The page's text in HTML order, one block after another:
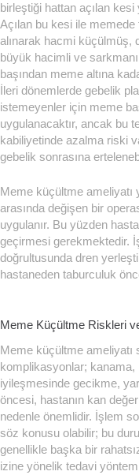
birleştiği hattan açılan
Açılan bu kesi ile
alınarak hacmi küçülmüş,
büyük hacimli ve
başından meme altına
İleri dönemlerde gebelik
istemeyenler için meme
uygulanacaktır, ancak bu
kabiliyetinde azalma riski
gebelik sonrasına
Meme küçültme ameliyatı
arasında değişen bir
uygulanır. Bu yüzden
geçirmesi gerekmektedir.
doğrultusunda dren
hastaneden taburculuk
Meme Küçültme Riskleri
Meme küçültme ameliyatı
komplikasyonlar;
iyileşmesinde gecikme,
öncesi, hastanın kan
nedenle önemlidir. İşlem
söz konusu olabilir; bu
genellikle başka bir
izine yönelik tedavi